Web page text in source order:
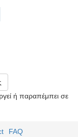
ή παραπέμπει σε
FAQ